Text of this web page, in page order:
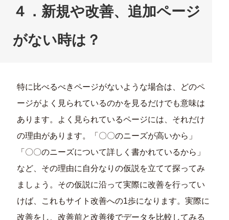
４．新規や改善、追加ページ
がない時は？
特に比べるべきページがないような場合は、どのペ
ージがよく見られているのかを見るだけでも意味は
あります。よく見られているページには、それだけ
の理由があります。「〇〇のニーズが高いから」
「〇〇のニーズについて詳しく書かれているから」
など、その理由に自分なりの仮説を立てて探ってみ
ましょう。その仮説に沿って実際に改善を行ってい
けば、これもサイト改善への1歩になります。実際に
改善をし、改善前と改善後でデータを比較してみる